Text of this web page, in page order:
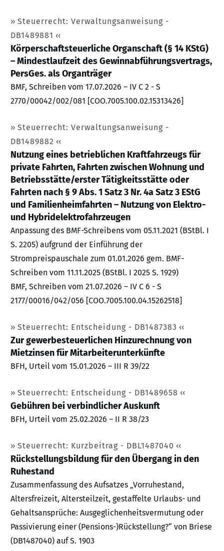
Steuerrecht: Verwaltungsanweisung -
DB1489881
Körperschaftsteuerliche Organschaft (§ 14 KStG)
– Mindestlaufzeit des Gewinnabführungsvertrags,
PersGes. als Organträger
BMF, Schreiben vom 17.07.2026 – IV C 2 - S
2770/00042/002/081 [COO.7005.100.02.15313426]
Steuerrecht: Verwaltungsanweisung -
DB1489882
Nutzung eines betrieblichen Kraftfahrzeugs für
private Fahrten, Fahrten zwischen Wohnung und
Betriebsstätte/erster Tätigkeitsstätte oder
Fahrten nach § 9 Abs. 1 Satz 3 Nr. 4a Satz 3 EStG
und Familienheimfahrten – Nutzung von Elektro-
und Hybridelektrofahrzeugen
Anpassung des BMF-Schreibens vom 05.11.2021 (BStBl. I
S. 2205) aufgrund der Einführung der
Strompreispauschale zum 01.01.2026 gem. BMF-
Schreiben vom 11.11.2025 (BStBl. I 2025 S. 1929)
BMF, Schreiben vom 21.07.2026 – IV C 6 - S
2177/00016/042/056 [COO.7005.100.04.15262518]
Steuerrecht: Entscheidung - DB1487383
Zur gewerbesteuerlichen Hinzurechnung von
Mietzinsen für Mitarbeiterunterkünfte
BFH, Urteil vom 15.01.2026 – III R 39/22
Steuerrecht: Entscheidung - DB1489658
Gebühren bei verbindlicher Auskunft
BFH, Urteil vom 25.02.2026 – II R 38/23
Steuerrecht: Kurzbeitrag - DBL1487040
Rückstellungsbildung für den Übergang in den
Ruhestand
Zusammenfassung des Aufsatzes „Vorruhestand,
Altersfreizeit, Altersteilzeit, gestaffelte Urlaubs- und
Gehaltsansprüche: Ausgeglichenheitsvermutung oder
Passivierung einer (Pensions-)Rückstellung?“ von Briese
(DB1487040) auf S. 1903